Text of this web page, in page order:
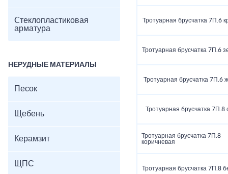
Cтеклопластиковая
арматура
НЕРУДНЫЕ МАТЕРИАЛЫ
Песок
Щебень
Керамзит
ЩПС
Тротуарная брусчатка 7П.6
Тротуарная брусчатка 7П.6
Тротуарная брусчатка 7П.6
Тротуарная брусчатка 7П.8
Тротуарная брусчатка 7П.8
коричневая
Тротуарная брусчатка 7П.8